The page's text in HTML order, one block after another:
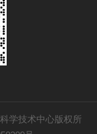
学技术中心版权所